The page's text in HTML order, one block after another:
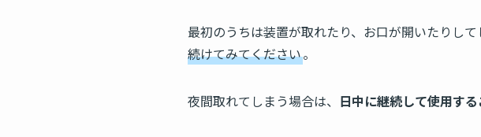
最初のうちは装置が取れたり、お口が開いたりして
続けてみてください。
夜間取れてしまう場合は、 日中に継続して使用す